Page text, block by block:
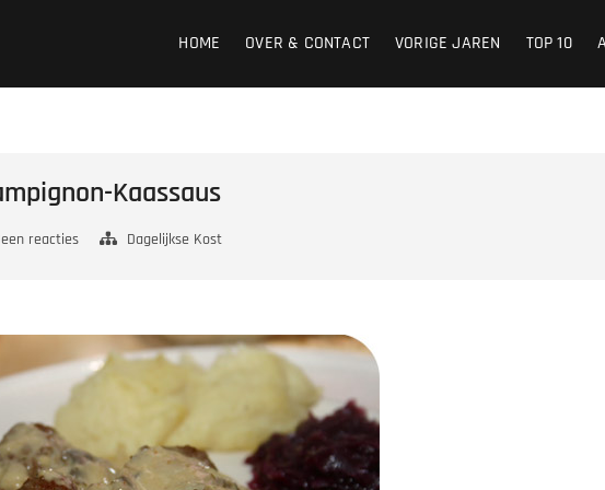
HOME OVER & CONTACT VORIGE JAREN TOP 10
Kaassaus
reacties Dagelijkse Kost